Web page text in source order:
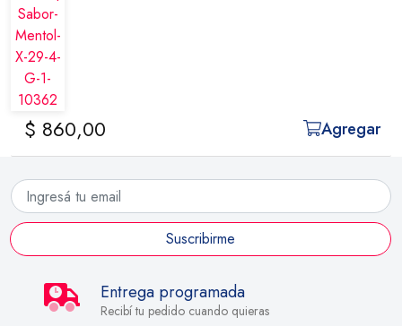
$ 860,00 Agregar
Suscribirme
Entrega programada
Recibí tu pedido cuando quieras